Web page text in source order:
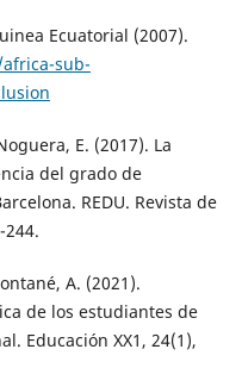
Ecuatorial (2007).
sub-
E. (2017). La
del grado de
REDU. Revista de
A. (2021).
de los estudiantes de
Educación XX1, 24(1),